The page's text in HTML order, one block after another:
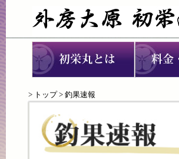
> トップ> 釣果速報